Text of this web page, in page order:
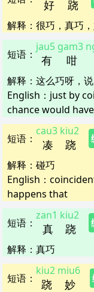
好 跷
解释 ： 很巧，真巧
短语 ： 有
jau5
咁
gam3
解释 ： 这么巧呀，
English： just by
chance would
短语 ： 凑
cau3
跷
kiu2
解释 ： 碰巧
English：
happens that
短语 ： 真
zan1
跷
kiu2
解释 ： 真巧
短语 ： 跷
kiu2
妙
miu6